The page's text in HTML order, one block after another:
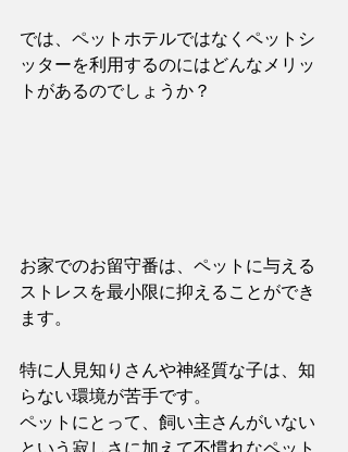
では、ペットホテルではなくペットシ
ッターを利用するのにはどんなメリッ
トがあるのでしょうか？
お家でのお留守番は、ペットに与える
ストレスを最小限に抑えることができ
ます。
特に人見知りさんや神経質な子は、知
らない環境が苦手です。
ペットにとって、飼い主さんがいない